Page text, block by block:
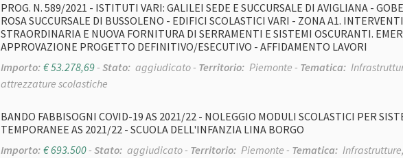
PROG. N. 589/2021 - ISTITUTI VARI: GALILEI SEDE E SUCCURSALE DI AVIGLIANA -
ROSA SUCCURSALE DI BUSSOLENO - EDIFICI SCOLASTICI VARI - ZONA A1.
STRAORDINARIA E NUOVA FORNITURA DI SERRAMENTI E SISTEMI OSCURANTI.
APPROVAZIONE PROGETTO DEFINITIVO/ESECUTIVO - AFFIDAMENTO LAVORI
Importo: € 53.278,69- Stato: aggiudicato - Territorio: Piemonte - Tematica:
attrezzature scolastiche
BANDO FABBISOGNI COVID-19 AS 2021/22 - NOLEGGIO MODULI SCOLASTICI PER
TEMPORANEE AS 2021/22 - SCUOLA DELL'INFANZIA LINA BORGO
Importo: € 693.500- Stato: aggiudicato - Territorio: Piemonte - Tematica: